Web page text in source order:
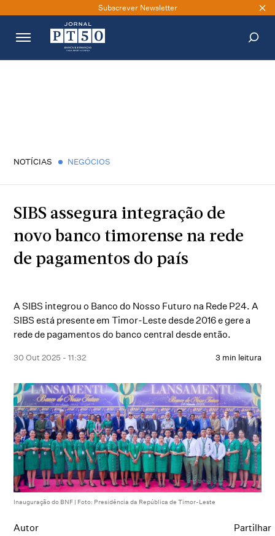
Subscrever Newsletter
NOTÍCIAS NEGÓCIOS
SIBS assegura integração de
novo banco timorense na rede
de pagamentos do país
A SIBS integrou o Banco do Nosso Futuro na Rede P24. A
SIBS está presente em Timor-Leste desde 2016 e gere a
rede de pagamentos do banco central desde então.
30 Out 2025 - 11:32 3 min leitura
Inauguração do BNF | Foto: Presidência da República de Timor-Leste
Autor Partilhar